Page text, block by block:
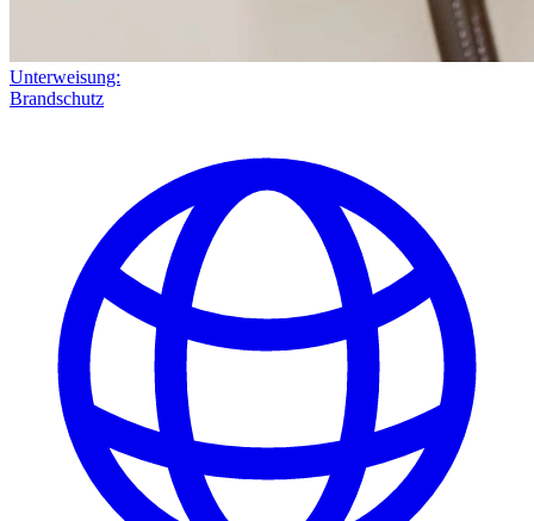
Unterweisung:
Brandschutz